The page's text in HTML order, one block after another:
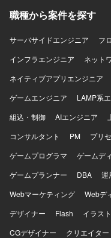
スキルを磨いていただ
め、新しい技術への知見も
守を行っていただきま
職種から案件を探す
サーバサイドエンジニア
フ
インフラエンジニア
ネット
ネイティブアプリエンジニア
ゲームエンジニア
LAMP系
組込・制御
AIエンジニア
コンサルタント
PM プリ
ゲームプログラマ
ゲームデ
ゲームプランナー
DBA 運
Webマーケティング
Webデ
デザイナー
Flash イラス
CGデザイナー
クリエイター